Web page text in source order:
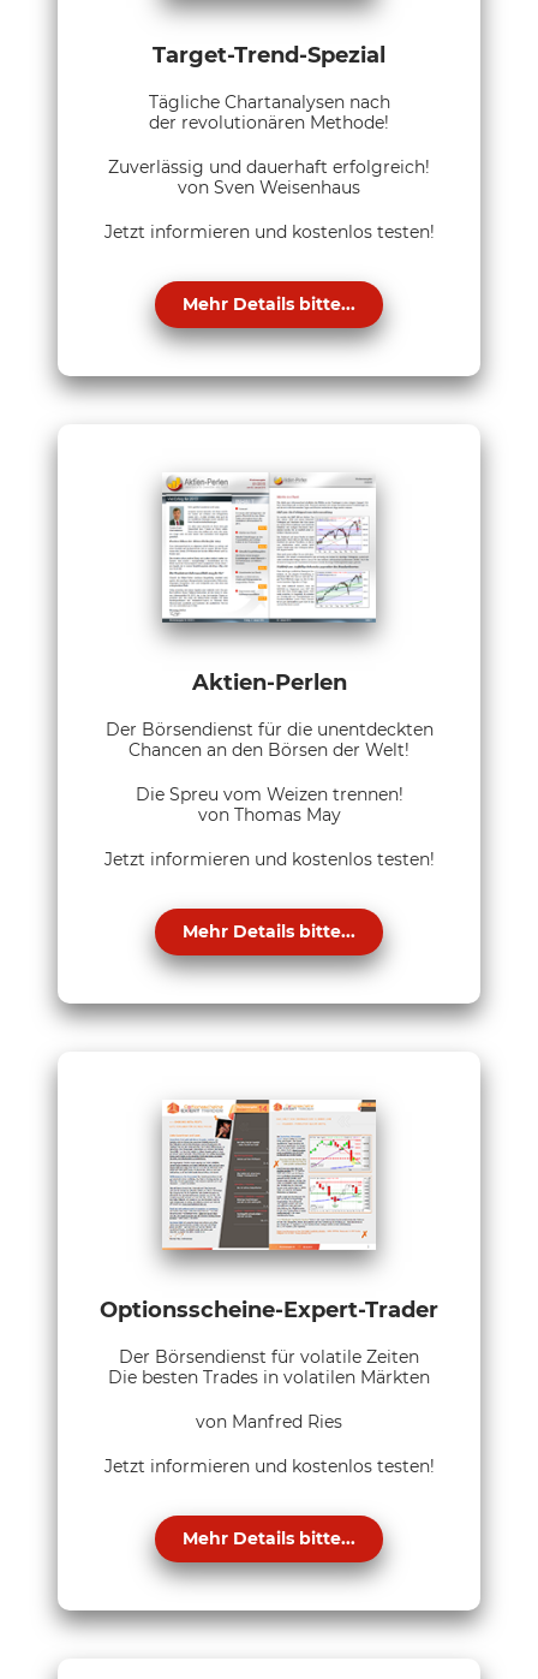
Target-Trend-Spezial
Tägliche Chartanalysen nach
der revolutionären Methode!
Zuverlässig und dauerhaft erfolgreich!
von Sven Weisenhaus
Jetzt informieren und kostenlos testen!
Mehr Details bitte...
Aktien-Perlen
Der Börsendienst für die unentdeckten
Chancen an den Börsen der Welt!
Die Spreu vom Weizen trennen!
von Thomas May
Jetzt informieren und kostenlos testen!
Mehr Details bitte...
Optionsscheine-Expert-Trader
Der Börsendienst für volatile Zeiten
Die besten Trades in volatilen Märkten
von Manfred Ries
Jetzt informieren und kostenlos testen!
Mehr Details bitte...